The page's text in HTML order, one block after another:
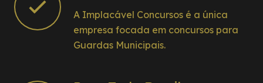
A Implacável Concursos é a única
empresa focada em concursos para
Guardas Municipais.